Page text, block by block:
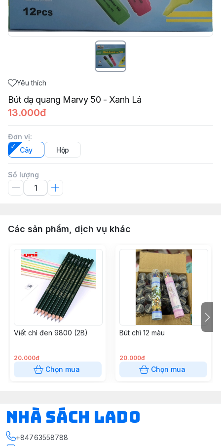
Yêu thích
Bút dạ quang Marvy 50 - Xanh Lá
13.000đ
Đơn vị:
Cây
Hộp
Số lượng
Các sản phẩm, dịch vụ khác
Viết chì đen 9800 (2B)
20.000đ
Chọn mua
Bút chì 12 màu
20.000đ
Chọn mua
NHÀ SÁCH LADO
+84763558788